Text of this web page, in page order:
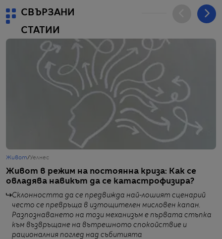
СВЪРЗАНИ
СТАТИИ
Живот/Уелнес
Живот в режим на постоянна криза: Как се
овладява навикът да се катастрофизира?
Склонността да се предвижда най-лошият сценарий
често се превръща в изтощителен мисловен капан.
Разпознаването на този механизъм е първата стъпка
към възвръщане на вътрешното спокойствие и
рационалния поглед над събитията